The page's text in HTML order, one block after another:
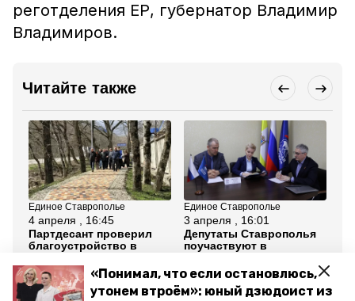
«Понимал, что если остановлюсь,
утонем втроём»: юный дзюдоист из
реготделения ЕР, губернатор Владимир
Владимиров.
Читайте также
Единое Ставрополье
4 апреля , 16:45
Партдесант проверил
благоустройство в
Кировском округе
Единое Ставрополье
3 апреля , 16:01
Депутаты Ставрополья
поучаствуют в
голосовании «Единой
России»